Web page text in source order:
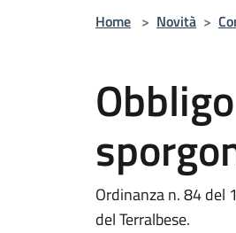
Home > Novità >
Ordinanza n. 84 del
del Terralbese.